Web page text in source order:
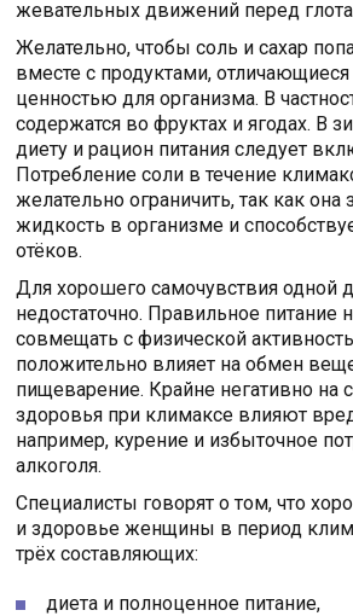
жевательных движений перед
Желательно, чтобы соль и сахар
вместе с продуктами, отличающиеся
ценностью для организма. В
содержатся во фруктах и ягодах. В
диету и рацион питания следует
Потребление соли в течение
желательно ограничить, так как она
жидкость в организме и
отёков.
Для хорошего самочувствия одной
недостаточно. Правильное питание
совмещать с физической
положительно влияет на обмен
пищеварение. Крайне негативно на
здоровья при климаксе влияют
например, курение и избыточное
алкоголя.
Специалисты говорят о том, что
и здоровье женщины в период
трёх составляющих:
диета и полноценное питание,